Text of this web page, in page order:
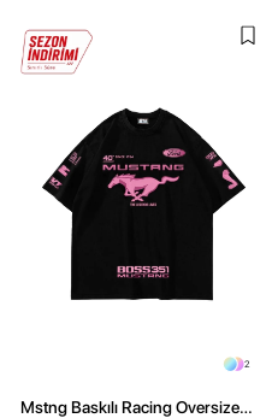
2
Mstng Baskılı Racing Oversize